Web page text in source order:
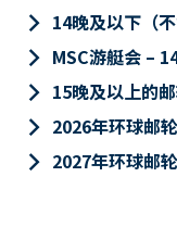
keyboard_arrow_right 14晚及以下（不
keyboard_arrow_right MSC游艇会 –
keyboard_arrow_right 15晚及以上的
keyboard_arrow_right 2026年环球邮轮
keyboard_arrow_right 2027年环球邮轮